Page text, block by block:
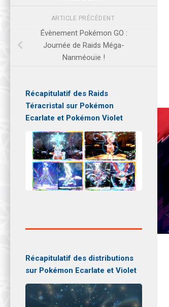
ARTICLE PRÉCÉDENT
Évènement Pokémon GO :
Journée de Raids Méga-
Nanméouïe !
Récapitulatif des Raids
Téracristal sur Pokémon
Ecarlate et Pokémon Violet
Récapitulatif des distributions
sur Pokémon Ecarlate et Violet